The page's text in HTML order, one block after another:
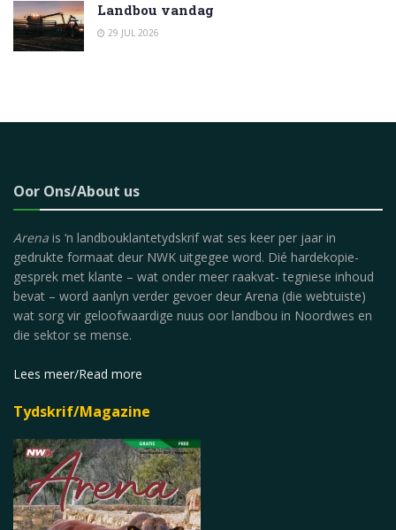
Landbou vandag
29 JUL 2026
Oor Ons/About us
Arena is ‘n landbouklantetydskrif wat ses keer per jaar in
gedrukte formaat deur NWK uitgegee word. Dié hardekopie-
gesprek met klante – wat onder meer raakvat- tegniese inhoud
bevat – word aanlyn verder gevoer deur Arena (die webtuiste)
wat sorg vir geloofwaardige nuus oor landbou in Noordwes en
die sektor se mense.
Lees meer/Read more
Tydskrif/Magazine